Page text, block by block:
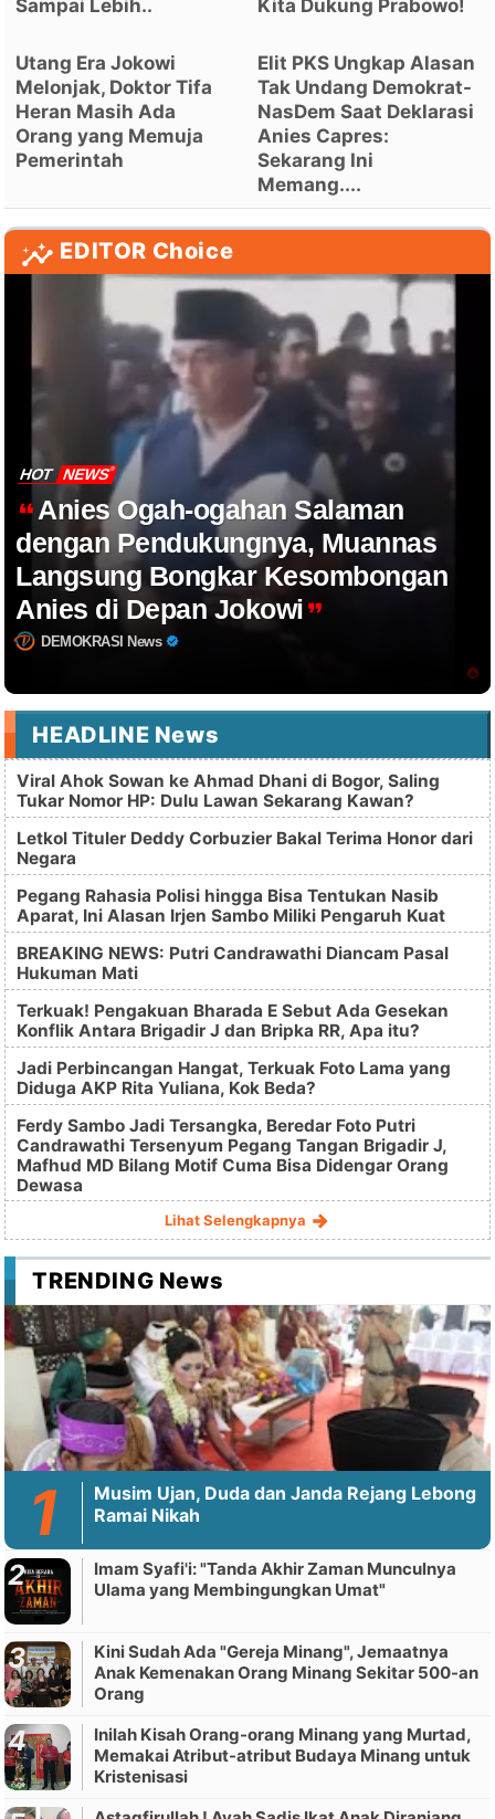
Sampai Lebih..
Kita Dukung Prabowo!
Utang Era Jokowi
Melonjak, Doktor Tifa
Heran Masih Ada
Orang yang Memuja
Pemerintah
Elit PKS Ungkap Alasan
Tak Undang Demokrat-
NasDem Saat Deklarasi
Anies Capres:
Sekarang Ini
Memang....
EDITOR Choice
HOT NEWS
Anies Ogah-ogahan Salaman
dengan Pendukungnya, Muannas
Langsung Bongkar Kesombongan
Anies di Depan Jokowi
DEMOKRASI News
HEADLINE News
Viral Ahok Sowan ke Ahmad Dhani di Bogor, Saling
Tukar Nomor HP: Dulu Lawan Sekarang Kawan?
Letkol Tituler Deddy Corbuzier Bakal Terima Honor dari
Negara
Pegang Rahasia Polisi hingga Bisa Tentukan Nasib
Aparat, Ini Alasan Irjen Sambo Miliki Pengaruh Kuat
BREAKING NEWS: Putri Candrawathi Diancam Pasal
Hukuman Mati
Terkuak! Pengakuan Bharada E Sebut Ada Gesekan
Konflik Antara Brigadir J dan Bripka RR, Apa itu?
Jadi Perbincangan Hangat, Terkuak Foto Lama yang
Diduga AKP Rita Yuliana, Kok Beda?
Ferdy Sambo Jadi Tersangka, Beredar Foto Putri
Candrawathi Tersenyum Pegang Tangan Brigadir J,
Mafhud MD Bilang Motif Cuma Bisa Didengar Orang
Dewasa
Lihat Selengkapnya
TRENDING News
Musim Ujan, Duda dan Janda Rejang Lebong
Ramai Nikah
Imam Syafi'i: "Tanda Akhir Zaman Munculnya
Ulama yang Membingungkan Umat"
Kini Sudah Ada "Gereja Minang", Jemaatnya
Anak Kemenakan Orang Minang Sekitar 500-an
Orang
Inilah Kisah Orang-orang Minang yang Murtad,
Memakai Atribut-atribut Budaya Minang untuk
Kristenisasi